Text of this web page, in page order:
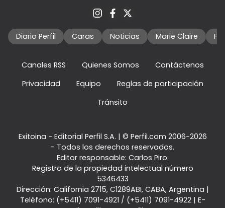
Diario Perfil Caras Noticias Marie Claire
Canales RSS Quienes Somos
Contáctenos
Privacidad
Equipo
Reglas de participación
Tránsito
Exitoina - Editorial Perfil S.A. | © Perfil.com 2006-2026
- Todos los derechos reservados.
Editor responsable: Carlos Piro.
Registro de la propiedad intelectual número
5346433
Dirección: California 2715, C1289ABI, CABA, Argentina |
Teléfono: (+5411) 7091-4921 / (+5411) 7091-4922| E-